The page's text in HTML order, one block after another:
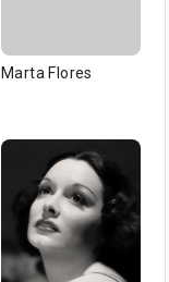
Marta Flores